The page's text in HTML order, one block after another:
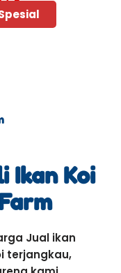
Ikan Koi
Jual ikan
terjangkau,